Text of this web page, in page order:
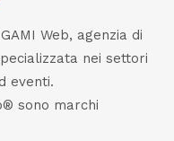
Web, agenzia di
nei settori
eventi.
sono marchi